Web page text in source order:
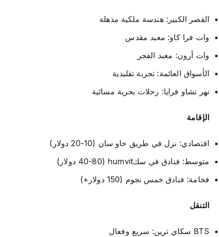
القصر الكبير: هندسة ملكية مذهلة
وات فرا كاو: معبد مقدس
وات أرون: معبد الفجر
الأسواق العائمة: تجربة تقليدية
نهر تشاو فرايا: رحلات بحرية مسائية
الإقامة
اقتصادي: نزل في طريق خاو سان (10-20 دولار)
متوسط: فنادق في سكhumvit (40-80 دولار)
فخامة: فنادق خمس نجوم (150 دولار+)
التنقل
BTS سكاي ترين: سريع وفعال